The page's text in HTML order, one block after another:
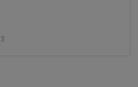
3